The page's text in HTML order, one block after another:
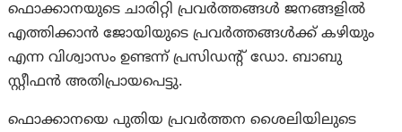
ഫൊക്കാനയുടെ ചാരിറ്റി പ്രവർത്തങ്ങൾ ജനങ്ങളിൽ
എത്തിക്കാൻ ജോയിയുടെ പ്രവർത്തങ്ങൾക്ക് കഴിയും
എന്ന വിശ്വാസം ഉണ്ടന്ന് പ്രസിഡന്റ് ഡോ. ബാബു
സ്റ്റീഫൻ അതിപ്രായപെട്ടു.
ഫൊക്കാനയെ പുതിയ പ്രവർത്തന ശൈലിയിലുടെ